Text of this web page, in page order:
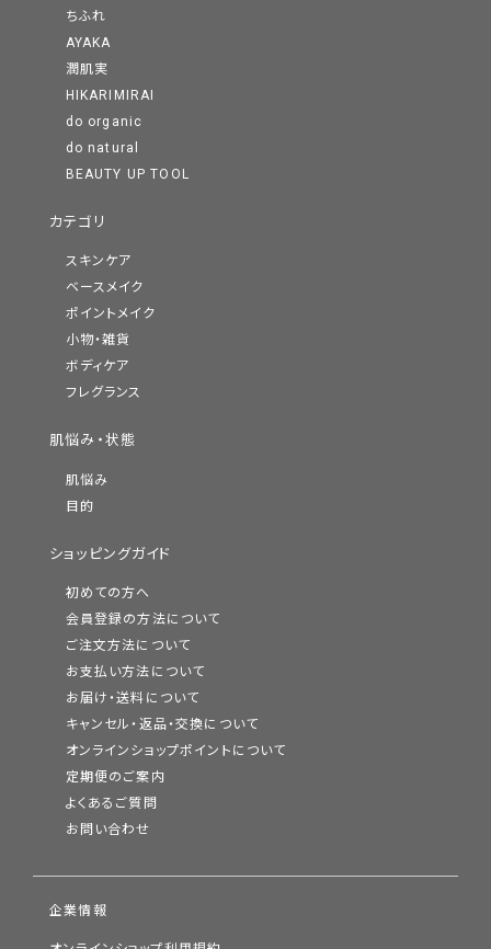
ちふれ
AYAKA
潤肌実
HIKARIMIRAI
do organic
do natural
BEAUTY UP TOOL
カテゴリ
スキンケア
ベースメイク
ポイントメイク
小物・雑貨
ボディケア
フレグランス
肌悩み・状態
肌悩み
目的
ショッピングガイド
初めての方へ
会員登録の方法について
ご注文方法について
お支払い方法について
お届け・送料について
キャンセル・返品・交換について
オンラインショップポイントについて
定期便のご案内
よくあるご質問
お問い合わせ
企業情報